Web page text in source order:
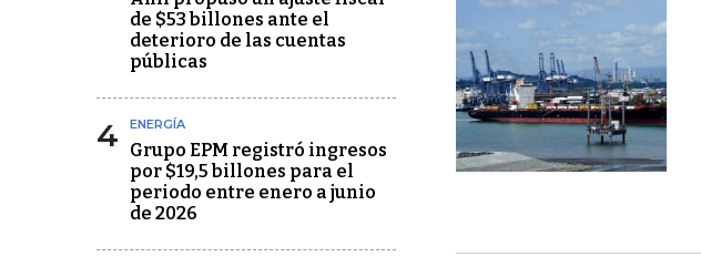
de $53 billones ante el
deterioro de las cuentas
públicas
4 ENERGÍA
Grupo EPM registró ingresos
por $19,5 billones para el
periodo entre enero a junio
de 2026